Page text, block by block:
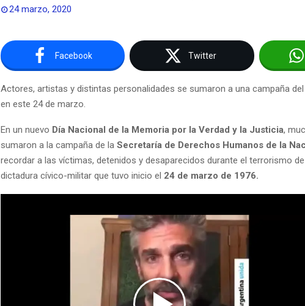
24 marzo, 2020
Facebook Twitter
Actores, artistas y distintas personalidades se sumaron a una campaña
en este 24 de marzo.
En un nuevo Día Nacional de la Memoria por la Verdad y la Justicia,
sumaron a la campaña de la Secretaría de Derechos Humanos de la
recordar a las víctimas, detenidos y desaparecidos durante el terrorismo
dictadura cívico-militar que tuvo inicio el 24 de marzo de 1976.